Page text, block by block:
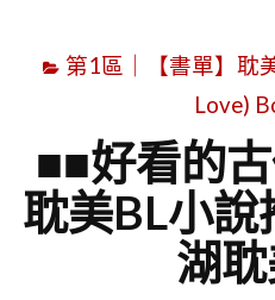
第1區｜【書單】耽
Love)
■■好看的
耽美BL小
湖